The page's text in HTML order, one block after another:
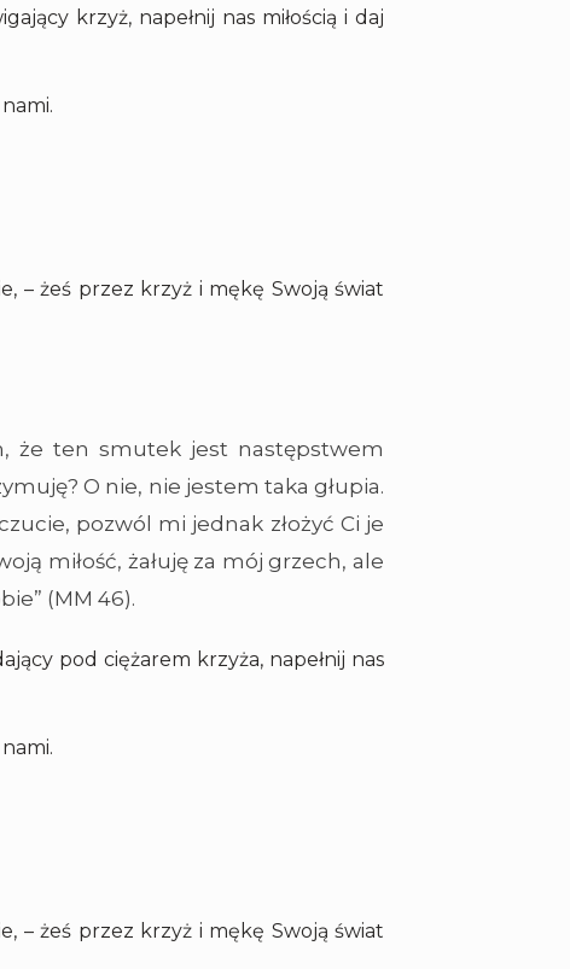
krzyż, napełnij nas miłością i daj
– żeś przez krzyż i mękę Swoją świat
że ten smutek jest następstwem
O nie, nie jestem taka głupia.
pozwól mi jednak złożyć Ci je
miłość, żałuję za mój grzech, ale
(MM 46).
pod ciężarem krzyża, napełnij nas
– żeś przez krzyż i mękę Swoją świat